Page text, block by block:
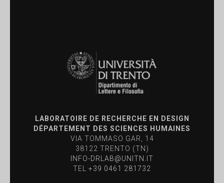
LABORATOIRE DE RECHERCHE EN DESIGN
DÉPARTEMENT DES SCIENCES HUMAINES
VIA TOMMASO GAR, 14
38122 TRENTO (TN)
INFO-DRLAB@UNITN.IT
TEL +39 0461 281732